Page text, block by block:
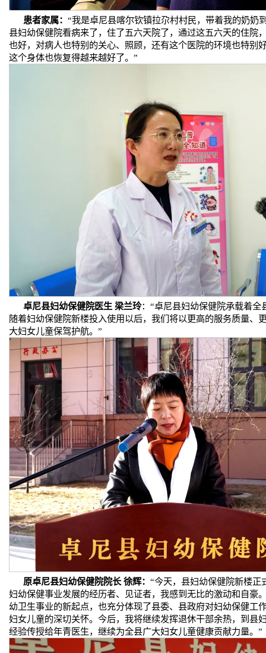
患者家属： “我是卓尼县喀尔钦镇拉尕村村民，带着我的奶奶
县妇幼保健院看病来了，住了五六天院了，通过这五六天的住院
也好，对病人也特别的关心、照顾，还有这个医院的环境也特别
这个身体也恢复得越来越好了。”
卓尼县妇幼保健院医生 梁兰玲：“卓尼县妇幼保健院承载着全
随着妇幼保健院新楼投入使用以后，我们将以更高的服务质量、
大妇女儿童保驾护航。”
原卓尼县妇幼保健院院长 徐辉： “今天，县妇幼保健院新楼正
妇幼保健事业发展的经历者、见证者，我感到无比的激动和自豪
幼卫生事业的新起点，也充分体现了县委、县政府对妇幼保健工
妇女儿童的深切关怀。今后，‌我将继续发挥退休干部余热，到县
经验传授给年青医生，继续为全县广大妇女儿童健康贡献力量。”